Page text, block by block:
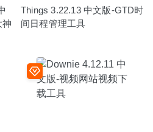
神
Things 3.22.13 中文版-GTD时
间日程管理工具